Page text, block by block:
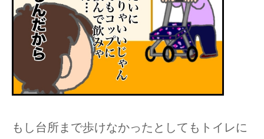
もし台所まで歩けなかったとしてもトイレに